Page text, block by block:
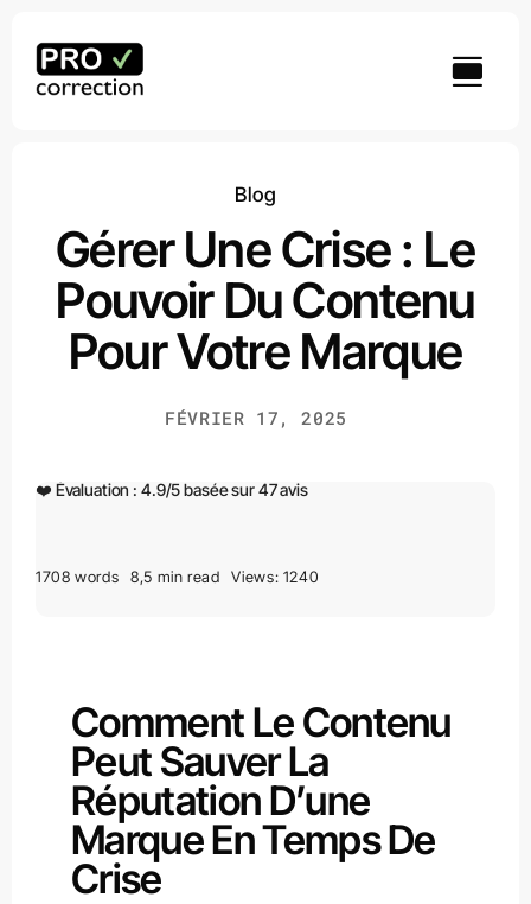
contenu
Blog
Gérer Une Crise : Le
Pouvoir Du Contenu
Pour Votre Marque
FÉVRIER 17, 2025
❤️ Évaluation : 4.9/5basée sur47avis
1708 words 8,5 min read Views: 1240
Comment Le Contenu
Peut Sauver La
Réputation D’une
Marque En Temps De
Crise